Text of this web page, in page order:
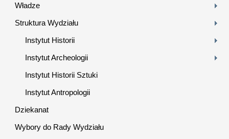
Władze
Struktura Wydziału
Instytut Historii
Instytut Archeologii
Instytut Historii Sztuki
Instytut Antropologii
Dziekanat
Wybory do Rady Wydziału